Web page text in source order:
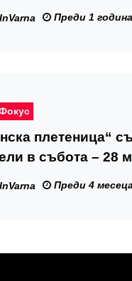
Преди 1 година
плетеница“
в събота – 28
Преди 4 месеца